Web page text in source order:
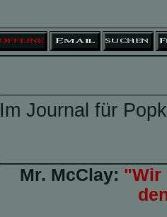
Im Journal für
Mr. McClay: "Wir